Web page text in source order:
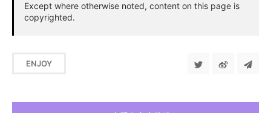
Except where otherwise noted, content on this page is
copyrighted.
ENJOY